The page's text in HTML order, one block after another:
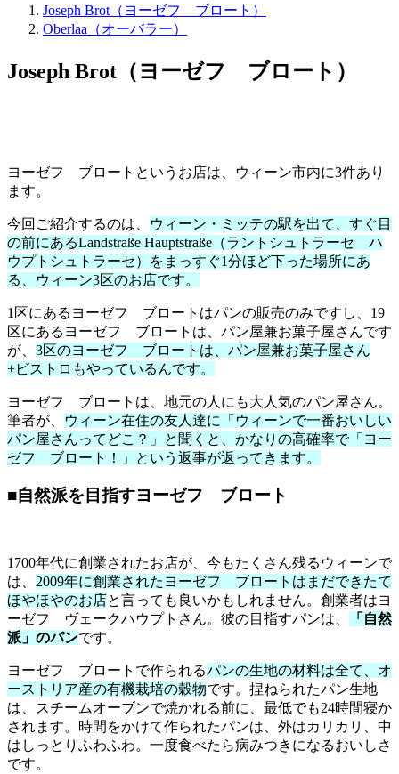
Joseph Brot（ヨーゼフ ブロート）
Oberlaa（オーバラー）
Joseph Brot（ヨーゼフ ブロート）
ヨーゼフ ブロートというお店は、ウィーン市内に3件あり
ます。
今回ご紹介するのは、
ウィーン・ミッテの駅を出て、すぐ目
の前にあるLandstraße Hauptstraße（ラントシュトラーセ ハ
ウプトシュトラーセ）をまっすぐ1分ほど下った場所にあ
る、ウィーン3区のお店です。
1区にあるヨーゼフ ブロートはパンの販売のみですし、19
区にあるヨーゼフ ブロートは、パン屋兼お菓子屋さんです
が、 3区のヨーゼフ ブロートは、パン屋兼お菓子屋さん
+ビストロもやっているんです。
ヨーゼフ ブロートは、地元の人にも大人気のパン屋さん。
筆者が、
ウィーン在住の友人達に「ウィーンで一番おいしい
パン屋さんってどこ？」と聞くと、かなりの高確率で「ヨー
ゼフ ブロート！」という返事が返ってきます。
■自然派を目指すヨーゼフ ブロート
1700年代に創業されたお店が、今もたくさん残るウィーンで
は、 2009年に創業されたヨーゼフ ブロートはまだできたて
ほやほやのお店と言っても良いかもしれません。創業者はヨ
ーゼフ ヴェークハウプトさん。彼の目指すパンは、
「自然
派」のパンです。
ヨーゼフ ブロートで作られるパンの生地の材料は全て、オ
ーストリア産の有機栽培の穀物です。捏ねられたパン生地
は、スチームオーブンで焼かれる前に、最低でも24時間寝か
されます。時間をかけて作られたパンは、外はカリカリ、中
はしっとりふわふわ。一度食べたら病みつきになるおいしさ
です。